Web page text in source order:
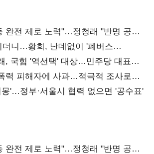
완전 제로 노력"…정청래 "반명 공세
더니…황희, 난데없이 '폐버스
, 국힘 '역선택' 대상…민주당 대표로
력 피해자에 사과…적극적 조사로
'…정부·서울시 협력 없으면 '공수표'
완전 제로 노력"…정청래 "반명 공세